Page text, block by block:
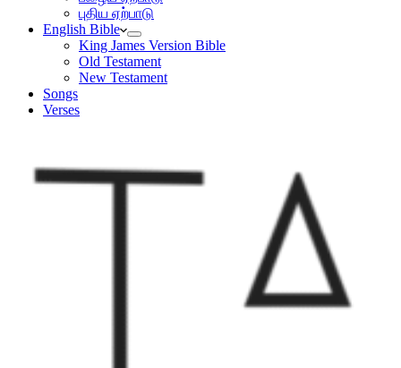
புதிய ஏற்பாடு
English Bible
King James Version Bible
Old Testament
New Testament
Songs
Verses